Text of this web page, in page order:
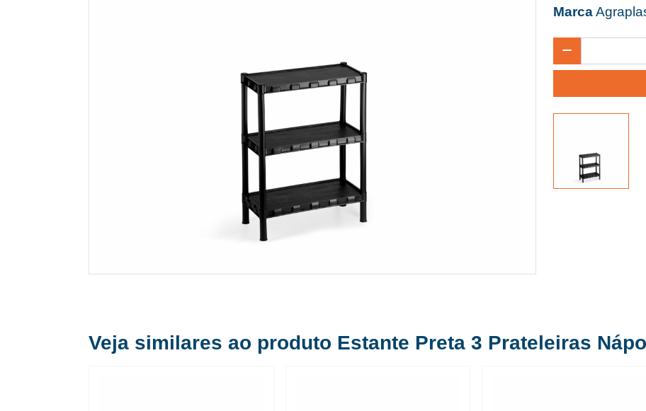
Marca
Veja similares ao produto Estante Preta 3 Prateleiras